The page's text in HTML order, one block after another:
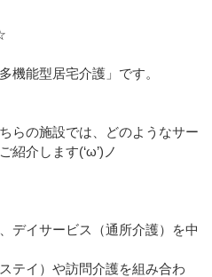
機能型居宅介護」です。
らの施設では、どのようなサー
紹介します(‘ω’)ノ
デイサービス（通所介護）を中
テイ）や訪問介護を組み合わ